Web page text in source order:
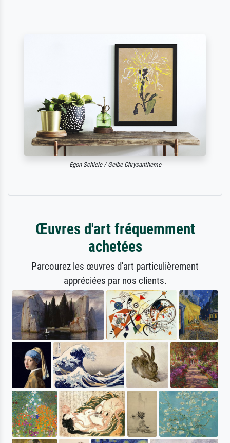
Egon Schiele / Gelbe Chrysantheme
Œuvres d'art fréquemment
achetées
Parcourez les œuvres d'art particulièrement
appréciées par nos clients.